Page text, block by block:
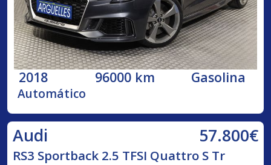
2018 96000 km Gasolina
Automático
Audi 57.800€
RS3 Sportback 2.5 TFSI Quattro S Tr